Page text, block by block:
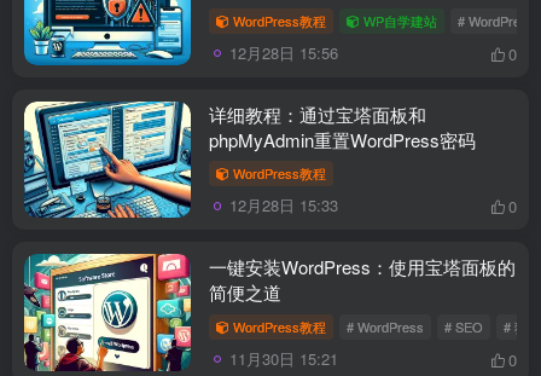
WordPress教程 WP自学建站 # WordPress
12月28日 15:56 0
详细教程：通过宝塔面板和
phpMyAdmin重置WordPress密码
WordPress教程
12月28日 15:33 0
一键安装WordPress：使用宝塔面板的
简便之道
WordPress教程 # WordPress # SEO # 独
11月30日 15:21 0